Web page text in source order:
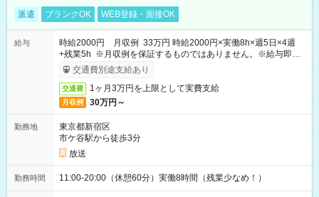
派遣 ブランクOK WEB登録・面接OK
給与
時給2000円 月収例 33万円 時給2000円×実働8h×週5日×4週
+残業5h ※月収例を保証するものではありません。※給与即受
取りサービス利用可（利用条件有）
交通費別途支給あり
交通費 1ヶ月3万円を上限として実費支給
月収例 30万円～
勤務地
東京都新宿区
市ケ谷駅から徒歩3分
放送
勤務時間 11:00-20:00（休憩60分）実働8時間（残業少なめ！）